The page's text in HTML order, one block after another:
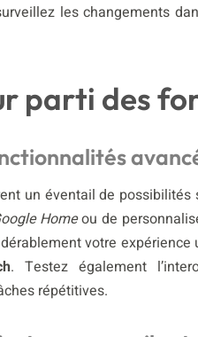
les changements
parti des
un éventail de
Homeou de
votre
. Testez également
répétitives.